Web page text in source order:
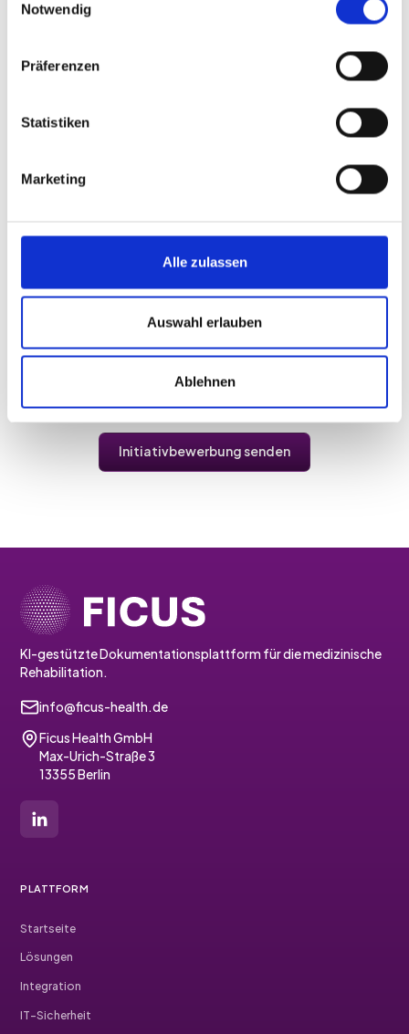
Notwendig
Präferenzen
Statistiken
Marketing
Alle zulassen
Auswahl erlauben
Ablehnen
Kein passender Job dabei?
Wir wachsen kontinuierlich. Wenn du von FICUS
überzeugt bist — schreib uns.
Initiativbewerbung senden
KI-gestützte Dokumentationsplattform für die medizinische
Rehabilitation.
info@ficus-health.de
Ficus Health GmbH
Max-Urich-Straße 3
13355 Berlin
PLATTFORM
Startseite
Lösungen
Integration
IT-Sicherheit